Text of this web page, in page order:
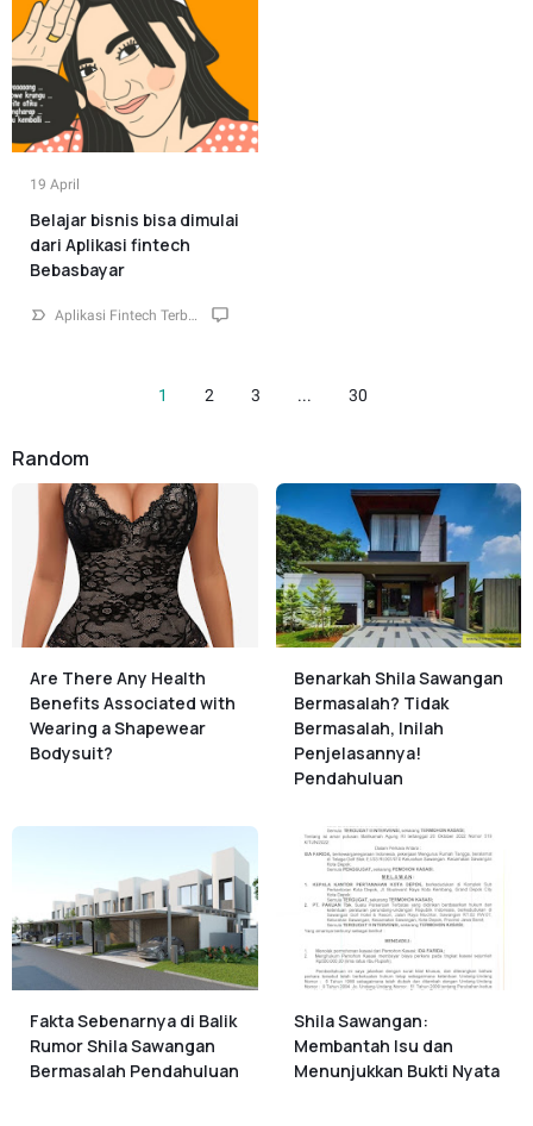
19 April
Belajar bisnis bisa dimulai
dari Aplikasi fintech
Bebasbayar
Aplikasi Fintech Terbaik Indonesia
1 2 3 ... 30
Random
Are There Any Health
Benefits Associated with
Wearing a Shapewear
Bodysuit?
Benarkah Shila Sawangan
Bermasalah? Tidak
Bermasalah, Inilah
Penjelasannya!
Pendahuluan
Fakta Sebenarnya di Balik
Rumor Shila Sawangan
Bermasalah Pendahuluan
Shila Sawangan:
Membantah Isu dan
Menunjukkan Bukti Nyata